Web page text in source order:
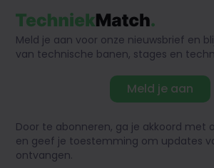
Meld je aan voor onze nieuwsbrief en
van technische banen, stages en
Meld je aan
Door te abonneren, ga je akkoord met
en geef je toestemming om updates
ontvangen.